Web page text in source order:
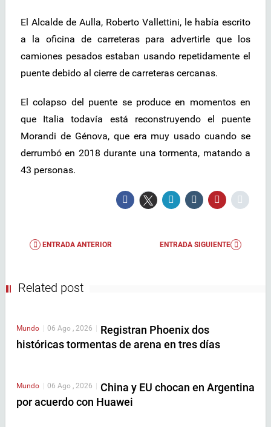
El Alcalde de Aulla, Roberto Vallettini, le había escrito
a la oficina de carreteras para advertirle que los
camiones pesados estaban usando repetidamente el
puente debido al cierre de carreteras cercanas.
El colapso del puente se produce en momentos en
que Italia todavía está reconstruyendo el puente
Morandi de Génova, que era muy usado cuando se
derrumbó en 2018 durante una tormenta, matando a
43 personas.
ENTRADA ANTERIOR ENTRADA SIGUIENTE
Related post
Mundo 06 Ago , 2026
Registran Phoenix dos
históricas tormentas de arena en tres días
Mundo | 06 Ago , 2026 | China y EU chocan en Argentina
por acuerdo con Huawei